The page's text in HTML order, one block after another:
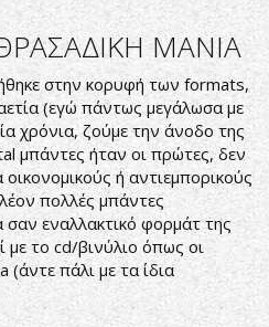
ΜΑΝΙΑ
στην κορυφή των formats,
(εγώ πάντως μεγάλωσα με
χρόνια, ζούμε την άνοδο της
μπάντες ήταν οι πρώτες, δεν
οικονομικούς ή αντιεμπορικούς
πολλές μπάντες
εναλλακτικό φορμάτ της
με το cd/βινύλιο όπως οι
(άντε πάλι με τα ίδια